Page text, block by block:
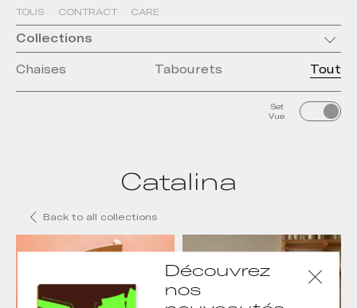
TOUS CONTRACT CARE
Collections
Chaises Tabourets Tout
Set
Vue
Catalina
Back to all collections
Découvrez
nos